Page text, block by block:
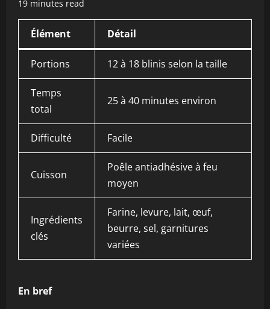
19 minutes read
Élément Détail
Portions 12 à 18 blinis selon la taille
Temps
total
25 à 40 minutes environ
Difficulté Facile
Cuisson
Poêle antiadhésive à feu
moyen
Ingrédients
clés
Farine, levure, lait, œuf,
beurre, sel, garnitures
variées
En bref